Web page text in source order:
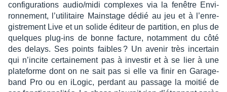
confi­gu­ra­tions audio/midi complexes via la fenêtre Envi­
ron­ne­ment, l’uti­li­taire Mains­tage dédié au jeu et à l’en­re­
gis­tre­ment Live et un solide éditeur de parti­tion, en plus de
quelques plug-ins de bonne facture, notam­ment du côté
des delays. Ses points faibles ? Un avenir très incer­tain
qui n’in­cite certai­ne­ment pas à inves­tir et à se lier à une
plate­forme dont on ne sait pas si elle va finir en Gara­ge­
band Pro ou en iLogic, perdant au passage la moitié de